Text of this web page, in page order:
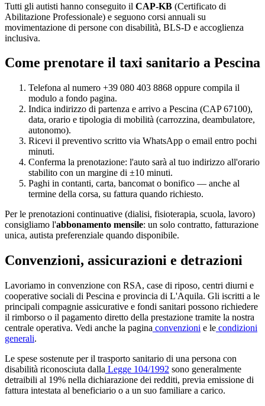
Tutti gli autisti hanno conseguito il CAP-KB (Certificato di
Abilitazione Professionale) e seguono corsi annuali su
movimentazione di persone con disabilità, BLS-D e accoglienza
inclusiva.
Come prenotare il taxi sanitario a Pescina
Telefona al numero +39 080 403 8868 oppure compila il
modulo a fondo pagina.
Indica indirizzo di partenza e arrivo a Pescina (CAP67100),
data, orario e tipologia di mobilità (carrozzina, deambulatore,
autonomo).
Ricevi il preventivo scritto via WhatsApp o email entro pochi
minuti.
Conferma la prenotazione: l'auto sarà al tuo indirizzo all'orario
stabilito con un margine di ±10 minuti.
Paghi in contanti, carta, bancomat o bonifico — anche al
termine della corsa, su fattura quando richiesto.
Per le prenotazioni continuative (dialisi, fisioterapia, scuola, lavoro)
consigliamo l'abbonamento mensile: un solo contratto, fatturazione
unica, autista preferenziale quando disponibile.
Convenzioni, assicurazioni e detrazioni
Lavoriamo in convenzione con RSA, case di riposo, centri diurni e
cooperative sociali di Pescina e provincia di L'Aquila. Gli iscritti a le
principali compagnie assicurative e fondi sanitari possono richiedere
il rimborso o il pagamento diretto della prestazione tramite la nostra
centrale operativa. Vedi anche la pagina convenzioni e le condizioni
generali.
Le spese sostenute per il trasporto sanitario di una persona con
disabilità riconosciuta dalla Legge 104/1992 sono generalmente
detraibili al 19% nella dichiarazione dei redditi, previa emissione di
fattura intestata al beneficiario o a un suo familiare a carico.